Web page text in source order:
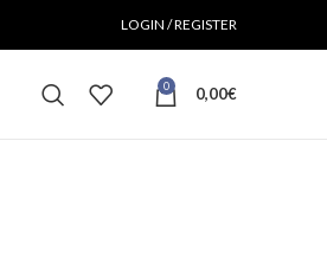
LOGIN / REGISTER
0 0,00€